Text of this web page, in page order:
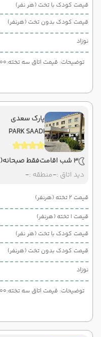
قیمت کودک با تخت (هر نفر)
قیمت کودک بدون تخت (هرنفر)
نوزاد
توضیحات: قیمت اتاق سه تخته:15,300,000
پارک سعدی
PARK SAADI
3 شب اقامت
فقط صبحانه(BB)
دید اتاق :-منطقه :-
قیمت 2 تخته (هرنفر)
قیمت 1 تخته (هرنفر)
قیمت کودک با تخت (هر نفر)
قیمت کودک بدون تخت (هرنفر)
نوزاد
توضیحات: قیمت اتاق سه تخته:16,500,000